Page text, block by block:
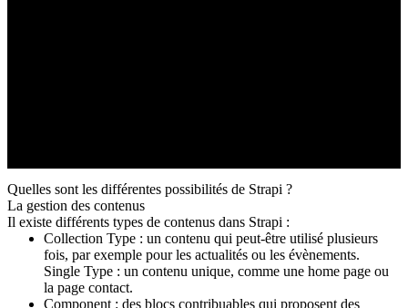
Quelles sont les différentes possibilités de Strapi ?
La gestion des contenus
Il existe différents types de contenus dans Strapi :
Collection Type : un contenu qui peut-être utilisé plusieurs
fois, par exemple pour les actualités ou les évènements.
Single Type : un contenu unique, comme une home page ou
la page contact.
Component : des blocs contribuables qui proposent des